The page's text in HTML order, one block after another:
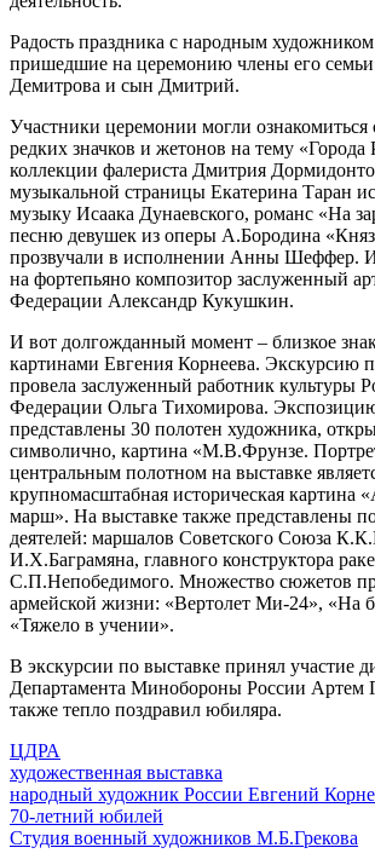
Радость праздника с народным
пришедшие на церемонию члены его
Демитрова и сын Дмитрий.
Участники церемонии могли ознакомиться
редких значков и жетонов на тему «Города
коллекции фалериста Дмитрия
музыкальной страницы Екатерина Таран
музыку Исаака Дунаевского, романс «На
песню девушек из оперы А.Бородина
прозвучали в исполнении Анны Шеффер.
на фортепьяно композитор заслуженный
Федерации Александр Кукушкин.
И вот долгожданный момент – близкое
картинами Евгения Корнеева. Экскурсию
провела заслуженный работник культуры
Федерации Ольга Тихомирова.
представлены 30 полотен художника,
символично, картина «М.В.Фрунзе.
центральным полотном на выставке
крупномасштабная историческая картина
марш». На выставке также представлены
деятелей: маршалов Советского Союза
И.Х.Баграмяна, главного конструктора
С.П.Непобедимого. Множество сюжетов
армейской жизни: «Вертолет Ми-24», «На
«Тяжело в учении».
В экскурсии по выставке принял участие
Департамента Минобороны России Артем
также тепло поздравил юбиляра.
ЦДРА
художественная выставка
народный художник России Евгений
70-летний юбилей
Студия военный художников М.Б.Грекова